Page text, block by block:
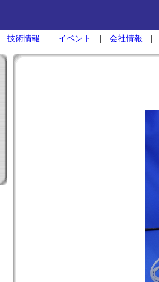
技術情報 イベント 会社情報